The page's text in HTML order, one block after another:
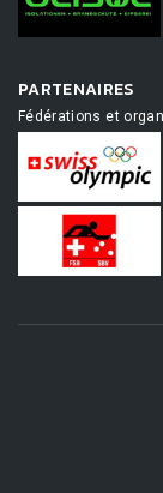
PARTENAIRES
Fédérations et